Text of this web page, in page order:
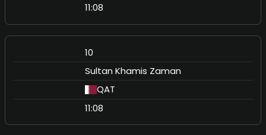
11:08
10
Sultan Khamis Zaman
QAT
11:08